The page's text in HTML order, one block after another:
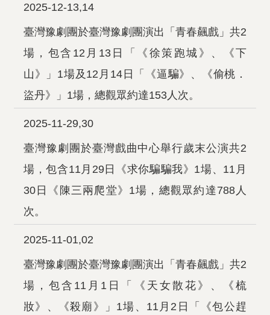
2025-12-13,14
臺灣豫劇團於臺灣豫劇團演出「青春飆戲」共2
場，包含12月13日「《徐策跑城》、《下
山》」1場及12月14日「《逼騙》、《偷桃．
盜丹》」1場，總觀眾約達153人次。
2025-11-29,30
臺灣豫劇團於臺灣戲曲中心舉行歲末公演共2
場，包含11月29日《求你騙騙我》1場、11月
30日《陳三兩爬堂》1場，總觀眾約達788人
次。
2025-11-01,02
臺灣豫劇團於臺灣豫劇團演出「青春飆戲」共2
場，包含11月1日「《天女散花》、《梳
妝》、《殺廟》」1場、11月2日「《包公趕